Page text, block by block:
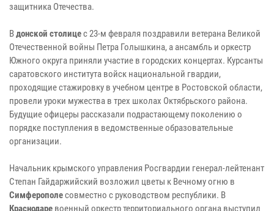
защитника Отечества.
Вдонской столицес 23-м февраля поздравили ветерана Великой
Отечественной войны Петра Голышкина, а ансамбль и оркестр
Южного округа приняли участие в городских концертах. Курсанты
саратовского института войск национальной гвардии,
проходящие стажировку в учебном центре в Ростовской области,
провели уроки мужества в трех школах Октябрьского района.
Будущие офицеры рассказали подрастающему поколению о
порядке поступления в ведомственные образовательные
организации.
Начальник крымского управления Росгвардии генерал-лейтенант
Степан Гайдаржийский возложил цветы к Вечному огню в
Симферополесовместно с руководством республики. В
Краснодаре военный оркестр территориального органа выступил